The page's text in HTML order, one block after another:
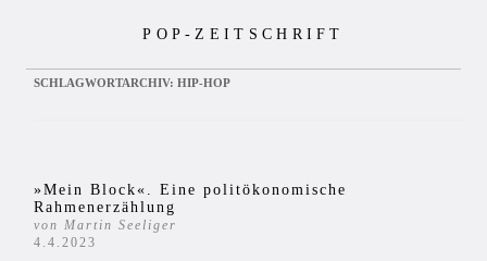
POP-ZEITSCHRIFT
SCHLAGWORTARCHIV: HIP-HOP
»Mein Block«. Eine politökonomische
Rahmenerzählung
von Martin Seeliger
4.4.2023